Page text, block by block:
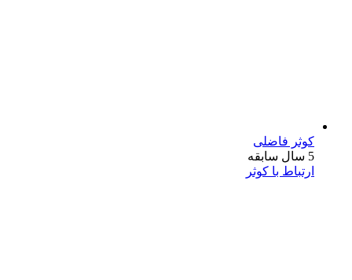
کوثر فاضلی
5 سال سابقه
ارتباط با کوثر